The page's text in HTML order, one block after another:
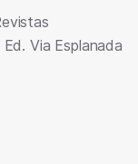
Via Esplanada